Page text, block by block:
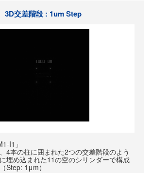
3D交差階段 : 1um Step
I1」
4本の柱に囲まれた2つの交差階段のよう
埋め込まれた11の空のシリンダーで構成
Step: 1μm）